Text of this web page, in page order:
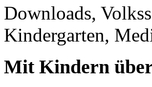
Downloads,
Kindergarten,
Mit Kindern